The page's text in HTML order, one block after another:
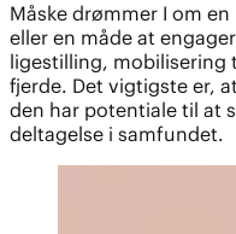
Måske drømmer I om
eller en måde at
ligestilling, mobilisering
fjerde. Det vigtigste er,
den har potentiale til at
deltagelse i samfundet.